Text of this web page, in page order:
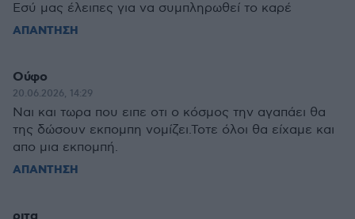
Εσύ μας έλειπες για να συμπληρωθεί το καρέ
ΑΠΑΝΤΗΣΗ
Ούφο
20.06.2026, 14:29
Ναι και τωρα που ειπε οτι ο κόσμος την αγαπάει θα
της δώσουν εκπομπη νομίζει.Τοτε όλοι θα είχαμε και
απο μια εκπομπή.
ΑΠΑΝΤΗΣΗ